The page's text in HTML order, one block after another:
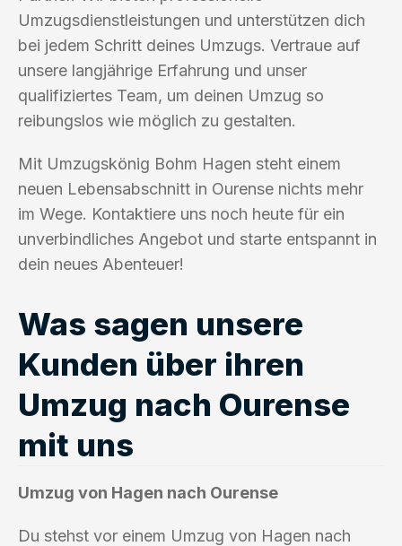
Umzugsdienstleistungen und unterstützen dich
bei jedem Schritt deines Umzugs. Vertraue auf
unsere langjährige Erfahrung und unser
qualifiziertes Team, um deinen Umzug so
reibungslos wie möglich zu gestalten.
Mit Umzugskönig Bohm Hagen steht einem
neuen Lebensabschnitt in Ourense nichts mehr
im Wege. Kontaktiere uns noch heute für ein
unverbindliches Angebot und starte entspannt in
dein neues Abenteuer!
Was sagen unsere
Kunden über ihren
Umzug nach Ourense
mit uns
Umzug von Hagen nach Ourense
Du stehst vor einem Umzug von Hagen nach